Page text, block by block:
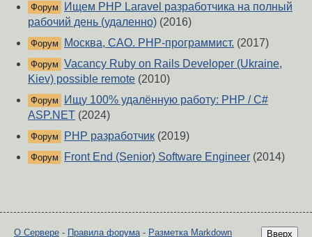
Форум
Ищем PHP Laravel разработчика на полный
рабочий день (удаленно) (2016)
Форум Москва, САО. PHP-программист. (2017)
Форум Vacancy Ruby on Rails Developer (Ukraine,
Kiev) possible remote (2010)
Форум
Ищу 100% удалённую работу: PHP / C#
ASP.NET (2024)
Форум PHP разработчик (2019)
Форум Front End (Senior) Software Engineer (2014)
Вверх
О Сервере - Правила форума- Разметка Markdown